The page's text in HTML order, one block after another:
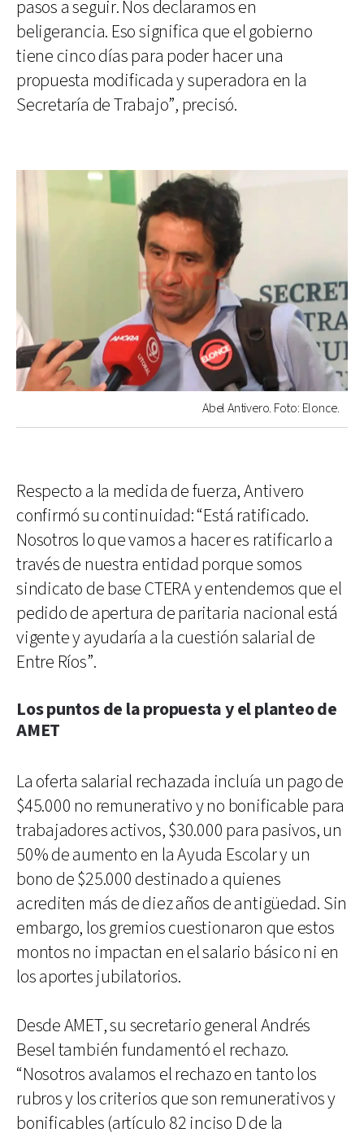
pasos a seguir. Nos declaramos en
beligerancia. Eso significa que el gobierno
tiene cinco días para poder hacer una
propuesta modificada y superadora en la
Secretaría de Trabajo”, precisó.
Abel Antivero. Foto: Elonce.
Respecto a la medida de fuerza, Antivero
confirmó su continuidad: “Está ratificado.
Nosotros lo que vamos a hacer es ratificarlo a
través de nuestra entidad porque somos
sindicato de base CTERA y entendemos que el
pedido de apertura de paritaria nacional está
vigente y ayudaría a la cuestión salarial de
Entre Ríos”.
Los puntos de la propuesta y el planteo de
AMET
La oferta salarial rechazada incluía un pago de
$45.000 no remunerativo y no bonificable para
trabajadores activos, $30.000 para pasivos, un
50% de aumento en la Ayuda Escolar y un
bono de $25.000 destinado a quienes
acrediten más de diez años de antigüedad. Sin
embargo, los gremios cuestionaron que estos
montos no impactan en el salario básico ni en
los aportes jubilatorios.
Desde AMET, su secretario general Andrés
Besel también fundamentó el rechazo.
“Nosotros avalamos el rechazo en tanto los
rubros y los criterios que son remunerativos y
bonificables (artículo 82 inciso D de la